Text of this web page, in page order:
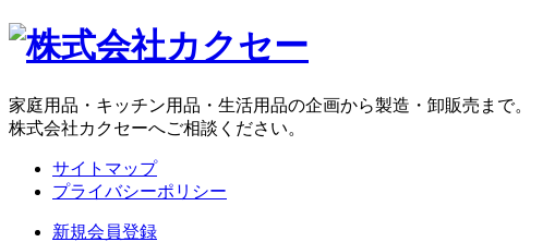
家庭用品・キッチン用品・生活用品の企画から製造・卸販売まで。
株式会社カクセーへご相談ください。
サイトマップ
プライバシーポリシー
新規会員登録